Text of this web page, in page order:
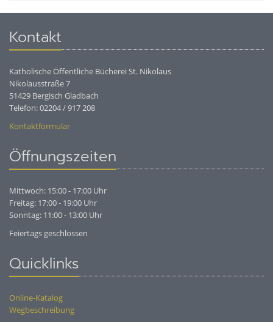
Kontakt
Katholische Öffentliche Bücherei St. Nikolaus
Nikolausstraße 7
51429 Bergisch Gladbach
Telefon: 02204 / 917 208
Kontaktformular
Öffnungszeiten
Mittwoch: 15:00 - 17:00 Uhr
Freitag: 17:00 - 19:00 Uhr
Sonntag: 11:00 - 13:00 Uhr
Feiertags geschlossen
Quicklinks
Online-Katalog
Wegbeschreibung